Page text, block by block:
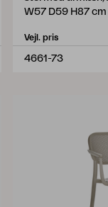
W57 D59 H87 cm
Vejl. pris
4661-73